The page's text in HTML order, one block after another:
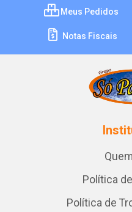
Meus Pedidos
Notas Fiscais
Política
Política de